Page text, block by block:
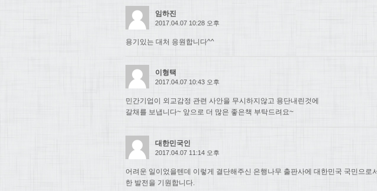
임하진
2017.04.07 10:28 오후
용기있는 대처 응원합니다^^
이형택
2017.04.07 10:43 오후
민간기업이 외교감정 관련 사안을 무시하지않고 용단내린것에
갈채를 보냅니다~ 앞으로 더 많은 좋은책 부탁드려요~
대한민국인
2017.04.07 11:14 오후
어려운 일이었을텐데 이렇게 결단해주신 은행나무 출판사에 대한민국 국민으로
한 발전을 기원합니다.